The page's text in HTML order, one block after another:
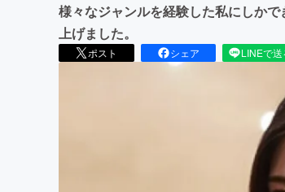
様々なジャンルを経験した私にしか
上げました。
ポスト シェア LINEで送